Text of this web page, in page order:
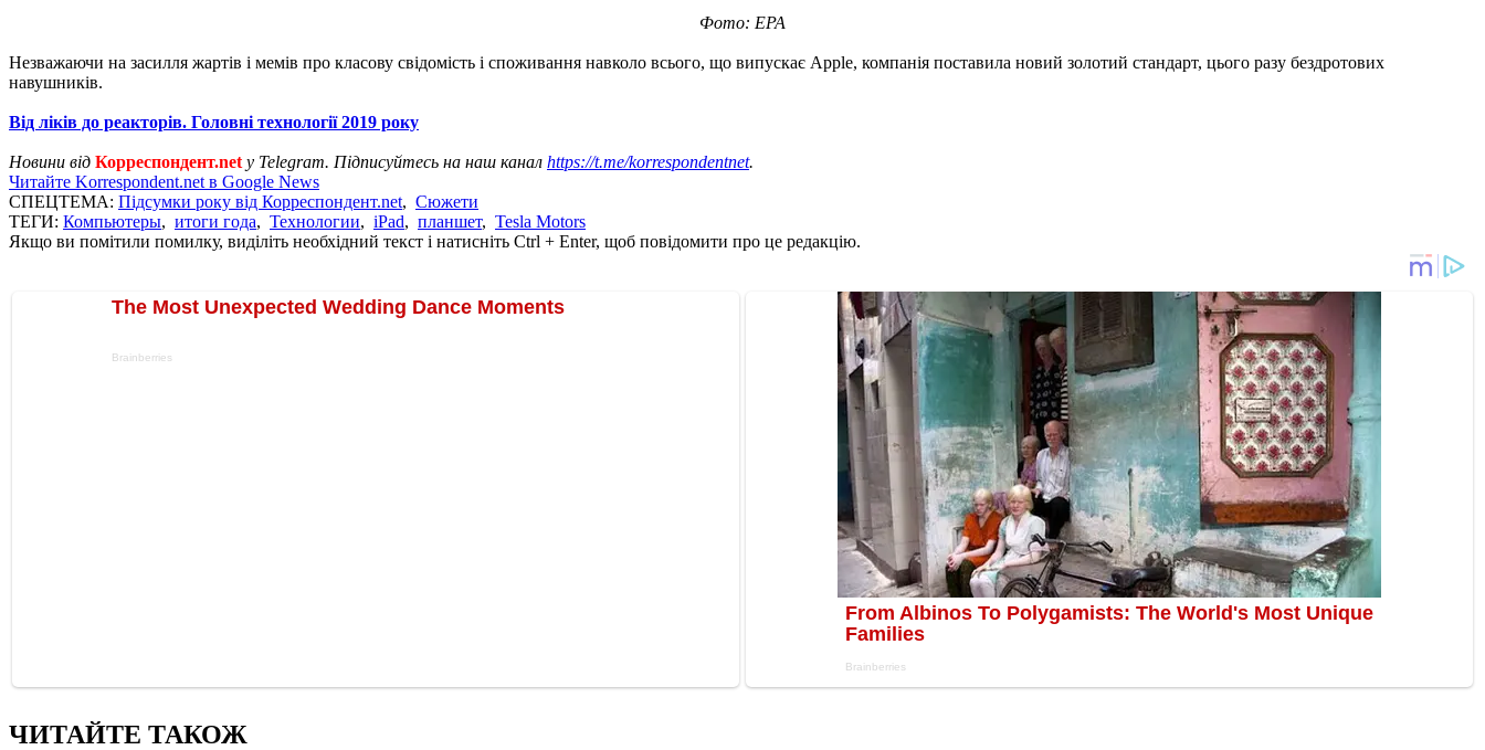
Фото: EPA
Незважаючи на засилля жартів і мемів про класову свідомість і споживання навколо всього, що випускає Apple, компанія поставила новий золотий стандарт, цього разу бездротових
навушників.
Від ліків до реакторів. Головні технології 2019 року
Новини від Корреспондент.net у Telegram. Підписуйтесь на наш канал https://t.me/korrespondentnet.
Читайте Korrespondent.net в Google News
СПЕЦТЕМА: Підсумки року від Корреспондент.net, Сюжети
ТЕГИ: Компьютеры, итоги года, Технологии, iPad, планшет, Tesla Motors
Якщо ви помітили помилку, виділіть необхідний текст і натисніть Ctrl + Enter, щоб повідомити про це редакцію.
ЧИТАЙТЕ ТАКОЖ